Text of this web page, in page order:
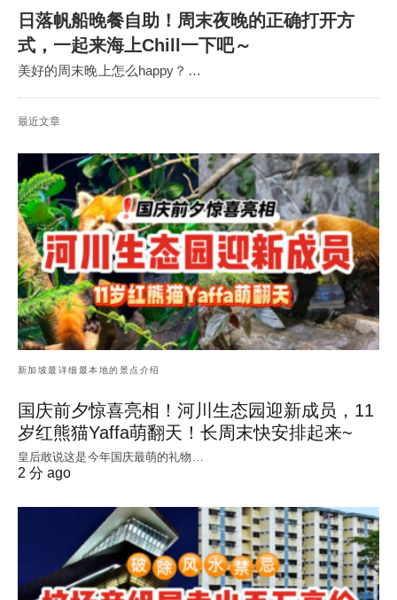
日落帆船晚餐自助！周末夜晚的正确打开方
式，一起来海上Chill一下吧～
美好的周末晚上怎么happy？…
最近文章
新加坡最详细最本地的景点介绍
国庆前夕惊喜亮相！河川生态园迎新成员，11
岁红熊猫Yaffa萌翻天！长周末快安排起来~
皇后敢说这是今年国庆最萌的礼物…
2 分 ago